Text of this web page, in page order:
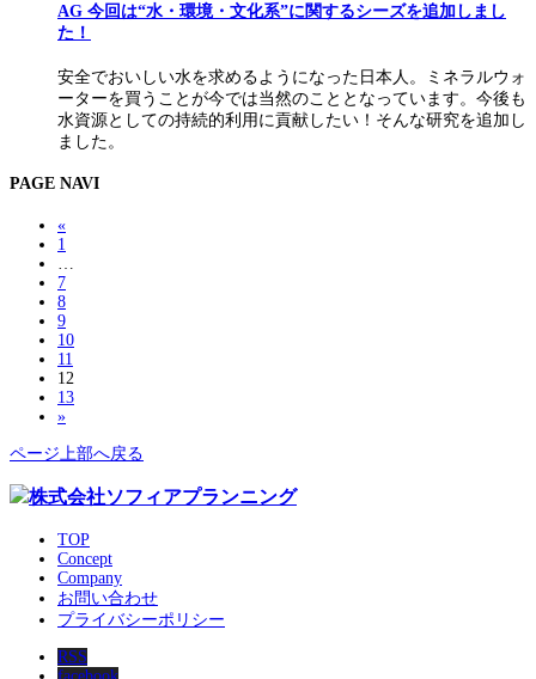
AG 今回は“水・環境・文化系”に関するシーズを追加しまし
た！
安全でおいしい水を求めるようになった日本人。ミネラルウォ
ーターを買うことが今では当然のこととなっています。今後も
水資源としての持続的利用に貢献したい！そんな研究を追加し
ました。
PAGE NAVI
«
1
7
8
9
10
11
12
13
»
ページ上部へ戻る
TOP
Concept
Company
お問い合わせ
プライバシーポリシー
RSS
facebook